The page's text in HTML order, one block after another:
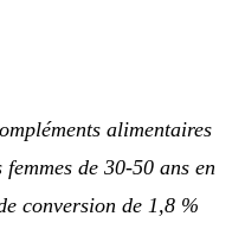
alimentaires
de 30-50 ans en
conversion de 1,8 %